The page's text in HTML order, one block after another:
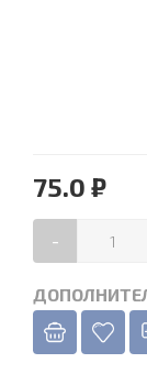
75.0 ₽
-